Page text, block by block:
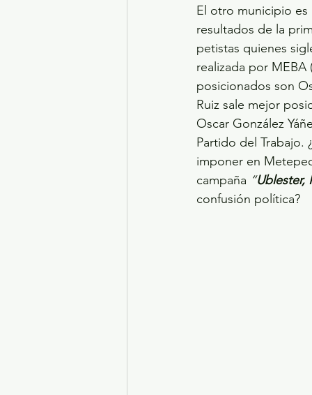
El otro municipio
resultados de la
petistas quienes
realizada por
posicionados son
Ruiz sale mejor
Oscar González
Partido del Trabajo.
imponer en
campaña “Ublester,
confusión política?